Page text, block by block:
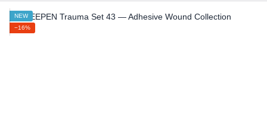
NEW
−16%